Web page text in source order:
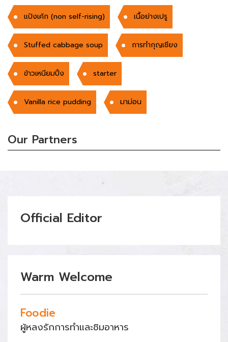
แป้งเค้ก (non self-rising) เนื้อย่างเปรู
Stuffed cabbage soup การทำกุญเชียง
ข้าวเหนียมปิ้ง starter
Vanilla rice pudding มาม่อน
Our Partners
Official Editor
Warm Welcome
Foodie
ผู้หลงรักการทำและชิมอาหาร